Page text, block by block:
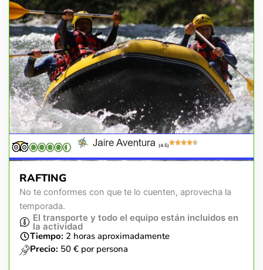
(4.5)
RAFTING
No te conformes con que te lo cuenten, aprovecha la
temporada.
El transporte y todo el equipo están incluidos en
la actividad
Tiempo: 2 horas aproximadamente
Precio: 50 € por persona